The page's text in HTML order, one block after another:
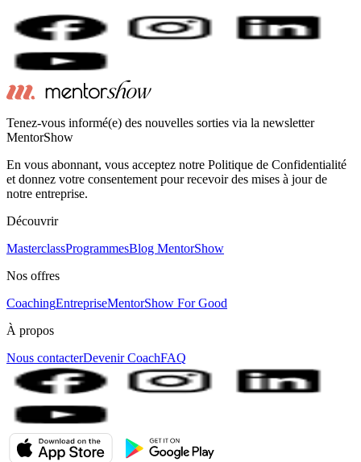
Tenez-vous informé(e) des nouvelles sorties via la newsletter
MentorShow
En vous abonnant, vous acceptez notre Politique de Confidentialité
et donnez votre consentement pour recevoir des mises à jour de
notre entreprise.
Découvrir
MasterclassProgrammesBlog MentorShow
Nos offres
CoachingEntrepriseMentorShow For Good
À propos
Nous contacterDevenir CoachFAQ